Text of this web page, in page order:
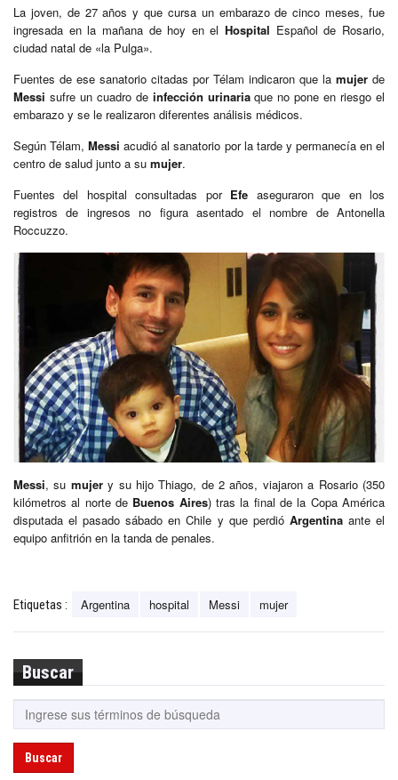
La joven, de 27 años y que cursa un embarazo de cinco meses, fue
ingresada en la mañana de hoy en elHospital Español de Rosario,
ciudad natal de «la Pulga».
Fuentes de ese sanatorio citadas por Télam indicaron que la mujer de
Messi sufre un cuadro deinfección urinariaque no pone en riesgo el
embarazo y se le realizaron diferentes análisis médicos.
Según Télam,Messi acudió al sanatorio por la tarde y permanecía en el
centro de salud junto a su mujer.
Fuentes del hospital consultadas por Efe aseguraron que en los
registros de ingresos no figura asentado el nombre de Antonella
Roccuzzo.
Messi, su mujery su hijo Thiago, de 2 años, viajaron a Rosario (350
kilómetros al norte de Buenos Aires) tras la final de la Copa América
disputada el pasado sábado en Chile y que perdió Argentinaante el
equipo anfitrión en la tanda de penales.
Etiquetas : Argentina hospital Messi mujer
Buscar
Buscar